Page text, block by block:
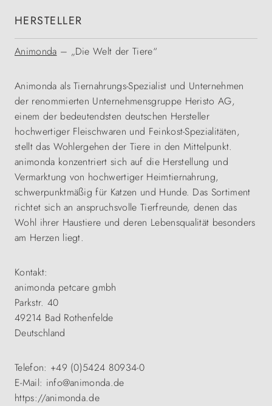
HERSTELLER
Animonda – „Die Welt der Tiere“
Animonda als Tiernahrungs-Spezialist und Unternehmen
der renommierten Unternehmensgruppe Heristo AG,
einem der bedeutendsten deutschen Hersteller
hochwertiger Fleischwaren und Feinkost-Spezialitäten,
stellt das Wohlergehen der Tiere in den Mittelpunkt.
animonda konzentriert sich auf die Herstellung und
Vermarktung von hochwertiger Heimtiernahrung,
schwerpunktmäßig für Katzen und Hunde. Das Sortiment
richtet sich an anspruchsvolle Tierfreunde, denen das
Wohl ihrer Haustiere und deren Lebensqualität besonders
am Herzen liegt.
Kontakt:
animonda petcare gmbh
Parkstr. 40
49214 Bad Rothenfelde
Deutschland
Telefon: +49 (0)5424 80934-0
E-Mail: info@animonda.de
https://animonda.de